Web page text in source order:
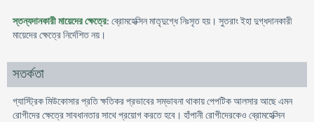
স্তন্যদানকারী মায়েদের ক্ষেত্রে: ব্রোমহেক্সিন মাতৃদুগ্ধে নিঃসৃত হয়। সুতরাং ইহা দুগ্ধদানকারী
মায়েদের ক্ষেত্রে নির্দেশিত নয়।
সতর্কতা
গ্যাস্ট্রিক মিউকোসার প্রতি ক্ষতিকর প্রভাবের সম্ভাবনা থাকায় পেপটিক আলসার আছে এমন
রোগীদের ক্ষেত্রে সাবধানতার সাথে প্রয়োগ করতে হবে। হাঁপানী রোগীদেরকেও ব্রোমহেক্সিন